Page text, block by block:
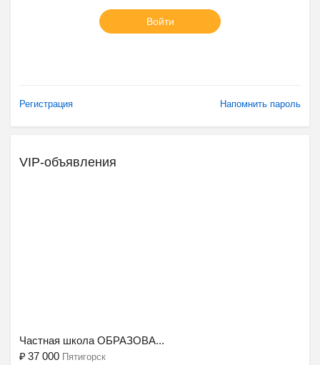
Войти
Регистрация Напомнить пароль
VIP-объявления
Частная школа ОБРАЗОВА...
₽ 37 000 Пятигорск